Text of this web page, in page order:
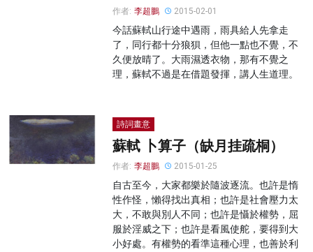
作者: 李超鵬 2015-02-01
今話蘇軾山行途中遇雨，雨具給人先拿走
了，同行都十分狼狽，但他一點也不覺，不
久便放晴了。大雨濕透衣物，那有不覺之
理，蘇軾不過是在借題發揮，講人生道理。
詩詞畫意
蘇軾 卜算子（缺月挂疏桐）
作者: 李超鵬 2015-01-25
自古至今，大家都樂於隨波逐流。也許是惰
性作怪，懶得找出真相；也許是社會壓力太
大，不敢與別人不同；也許是懾於權勢，屈
服於淫威之下；也許是看風使舵，要得到大
小好處。有權勢的看準這種心理，也善於利